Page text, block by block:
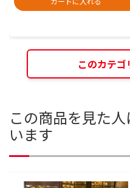
このカテ
この商品を見た
います